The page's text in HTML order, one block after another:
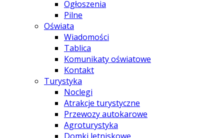
Ogłoszenia
Pilne
Oświata
Wiadomości
Tablica
Komunikaty oświatowe
Kontakt
Turystyka
Noclegi
Atrakcje turystyczne
Przewozy autokarowe
Agroturystyka